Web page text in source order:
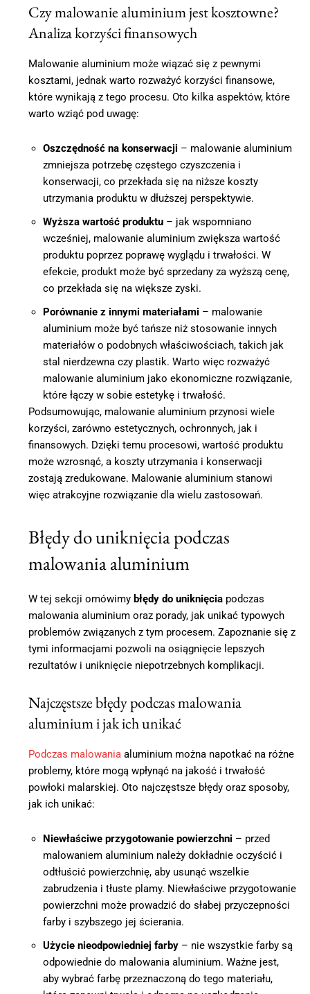
Czy malowanie aluminium jest kosztowne?
Analiza korzyści finansowych
Malowanie aluminium może wiązać się z pewnymi
kosztami, jednak warto rozważyć korzyści finansowe,
które wynikają z tego procesu. Oto kilka aspektów, które
warto wziąć pod uwagę:
Oszczędność na konserwacji – malowanie aluminium
zmniejsza potrzebę częstego czyszczenia i
konserwacji, co przekłada się na niższe koszty
utrzymania produktu w dłuższej perspektywie.
Wyższa wartość produktu – jak wspomniano
wcześniej, malowanie aluminium zwiększa wartość
produktu poprzez poprawę wyglądu i trwałości. W
efekcie, produkt może być sprzedany za wyższą cenę,
co przekłada się na większe zyski.
Porównanie z innymi materiałami – malowanie
aluminium może być tańsze niż stosowanie innych
materiałów o podobnych właściwościach, takich jak
stal nierdzewna czy plastik. Warto więc rozważyć
malowanie aluminium jako ekonomiczne rozwiązanie,
które łączy w sobie estetykę i trwałość.
Podsumowując, malowanie aluminium przynosi wiele
korzyści, zarówno estetycznych, ochronnych, jak i
finansowych. Dzięki temu procesowi, wartość produktu
może wzrosnąć, a koszty utrzymania i konserwacji
zostają zredukowane. Malowanie aluminium stanowi
więc atrakcyjne rozwiązanie dla wielu zastosowań.
Błędy do uniknięcia podczas
malowania aluminium
W tej sekcji omówimy błędy do uniknięcia podczas
malowania aluminium oraz porady, jak unikać typowych
problemów związanych z tym procesem. Zapoznanie się z
tymi informacjami pozwoli na osiągnięcie lepszych
rezultatów i uniknięcie niepotrzebnych komplikacji.
Najczęstsze błędy podczas malowania
aluminium i jak ich unikać
Podczas malowania aluminium można napotkać na różne
problemy, które mogą wpłynąć na jakość i trwałość
powłoki malarskiej. Oto najczęstsze błędy oraz sposoby,
jak ich unikać:
Niewłaściwe przygotowanie powierzchni – przed
malowaniem aluminium należy dokładnie oczyścić i
odtłuścić powierzchnię, aby usunąć wszelkie
zabrudzenia i tłuste plamy. Niewłaściwe przygotowanie
powierzchni może prowadzić do słabej przyczepności
farby i szybszego jej ścierania.
Użycie nieodpowiedniej farby – nie wszystkie farby są
odpowiednie do malowania aluminium. Ważne jest,
aby wybrać farbę przeznaczoną do tego materiału,